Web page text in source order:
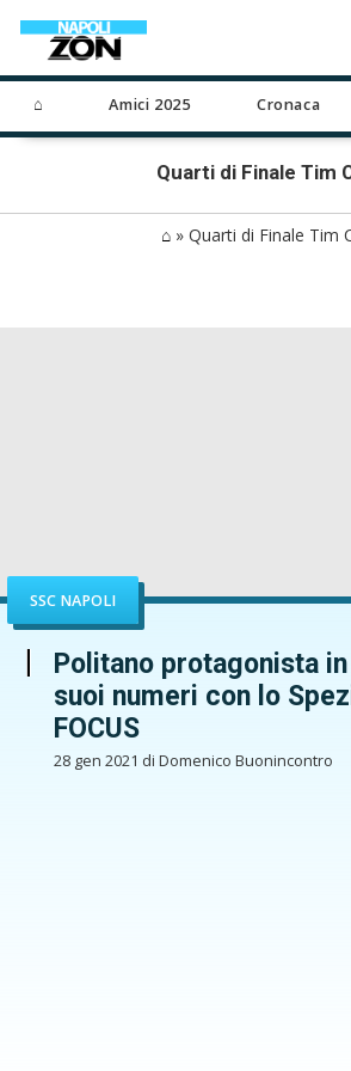
⌂ Amici 2025 Cronaca
Quarti di Finale Tim
⌂ » Quarti di Finale Tim
SSC NAPOLI
Politano protagonista
suoi numeri con lo
FOCUS
28 gen 2021 di Domenico Buonincontro